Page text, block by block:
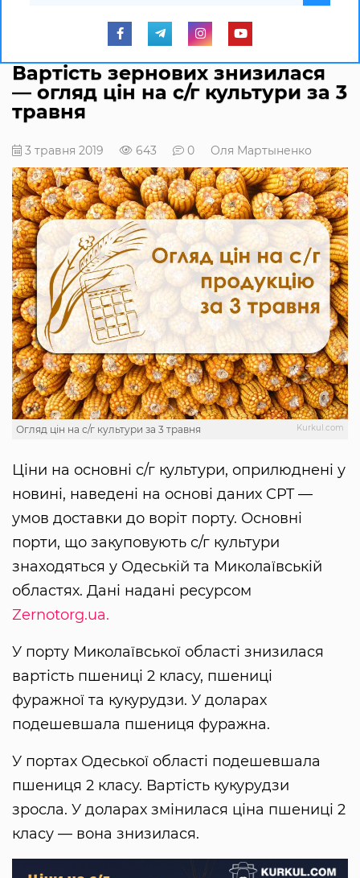
Вартість зернових знизилася
— огляд цін на с/г культури за 3
травня
3 травня 2019 643 0 Оля Мартыненко
Kurkul.com
Огляд цін на с/г культури за 3 травня
Ціни на основні с/г культури, оприлюднені у
новині, наведені на основі даних CPT —
умов доставки до воріт порту. Основні
порти, що закуповують с/г культури
знаходяться у Одеській та Миколаївській
областях. Дані надані ресурсом
Zernotorg.ua.
У порту Миколаївської області знизилася
вартість пшениці 2 класу, пшениці
фуражної та кукурудзи. У доларах
подешевшала пшениця фуражна.
У портах Одеської області подешевшала
пшениця 2 класу. Вартість кукурудзи
зросла. У доларах змінилася ціна пшениці 2
класу — вона знизилася.